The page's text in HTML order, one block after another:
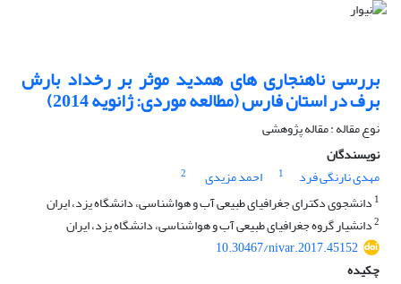
بررسی ناهنجاری های همدید موثر بر رخداد بارش
برف در استان فارس (مطالعه موردی: ژانویه 2014)
نوع مقاله : مقاله پژوهشی
نویسندگان
مهدی نارنگی فرد
1 احمد مزیدی
2
1 دانشجوی دکترای جغرافیای طبیعی آب و هواشناسی، دانشگاه یزد، ایران
2دانشیار گروه جغرافیای طبیعی آب و هواشناسی، دانشگاه یزد، ایران
10.30467/nivar.2017.45152
چکیده